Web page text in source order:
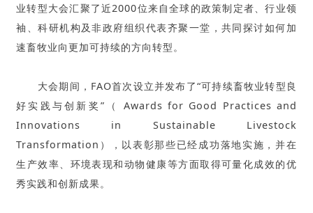
业转型大会汇聚了近2000位来自全球的政策制定者、行业领
袖、科研机构及非政府组织代表齐聚一堂，共同探讨如何加
速畜牧业向更加可持续的方向转型。
大会期间，FAO首次设立并发布了“可持续畜牧业转型良
好实践与创新奖”（ Awards for Good Practices and
Innovations in Sustainable Livestock
Transformation），以表彰那些已经成功落地实施，并在
生产效率、环境表现和动物健康等方面取得可量化成效的优
秀实践和创新成果。